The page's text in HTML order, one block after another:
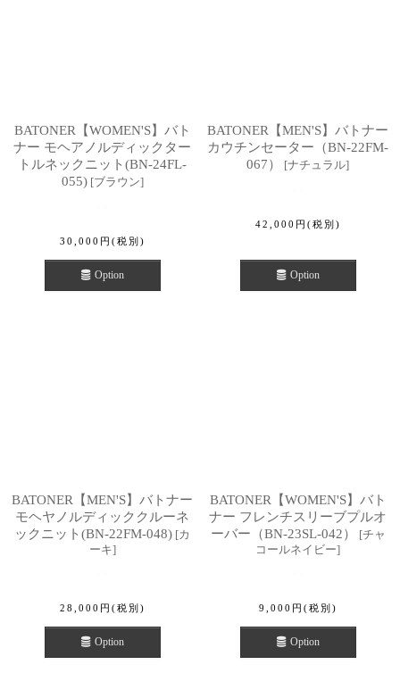
BATONER【WOMEN'S】バト
ナー モヘアノルディックター
トルネックニット(BN-24FL-
055) [ブラウン]
30,000 円 (税別)
Option
BATONER【MEN'S】バトナー
カウチンセーター（BN-22FM-
067）
[ナチュラル]
42,000 円 (税別)
Option
BATONER【MEN'S】バトナー
モヘヤノルディッククルーネ
ックニット(BN-22FM-048) [カ
ーキ]
28,000 円 (税別)
Option
BATONER【WOMEN'S】バト
ナー フレンチスリーブプルオ
ーバー（BN-23SL-042）
[チャ
コールネイビー]
9,000 円 (税別)
Option